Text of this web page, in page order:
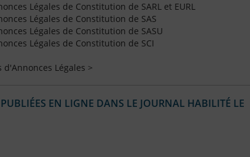
Légales de Constitution de SARL et EURL
Légales de Constitution de SAS
Légales de Constitution de SASU
Légales de Constitution de SCI
Légales >
EN LIGNE DANS LE JOURNAL HABILITÉ LE